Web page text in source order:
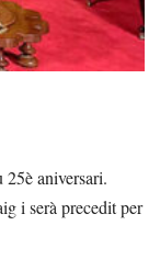
aniversari.
i serà precedit per